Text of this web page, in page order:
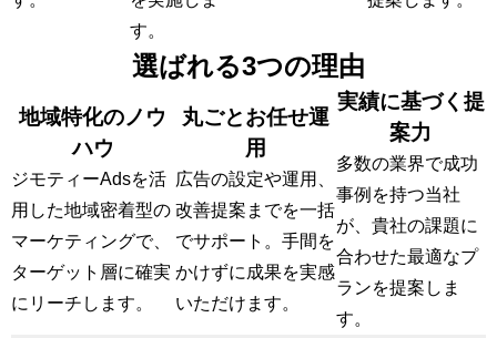
す。
選ばれる3つの理由
地域特化のノウ
ハウ
ジモティーAdsを活
用した地域密着型の
マーケティングで、
ターゲット層に確実
にリーチします。
丸ごとお任せ運
用
広告の設定や運用、
改善提案までを一括
でサポート。手間を
かけずに成果を実感
いただけます。
実績に基づく提
案力
多数の業界で成功
事例を持つ当社
が、貴社の課題に
合わせた最適なプ
ランを提案しま
す。